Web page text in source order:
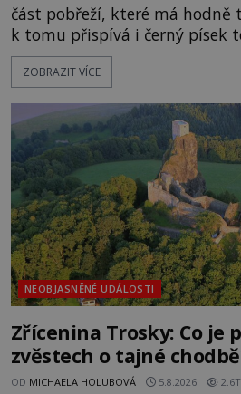
část pobřeží, které má hodně
k tomu přispívá i černý písek
pláž takové netypické zbarvení? Nakolik
pravdivé historky, že zde
následovat. Vstupujeme na
Surat. Gu
ZOBRAZIT VÍCE
NEOBJASNĚNÉ UDÁLOSTI
Zřícenina Trosky: Co je
zvěstech o tajné
OD MICHAELA HOLUBOVÁ 5.8.2026